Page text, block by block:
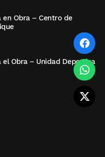
en Obra – Centro de
el Obra – Unidad Deportiva